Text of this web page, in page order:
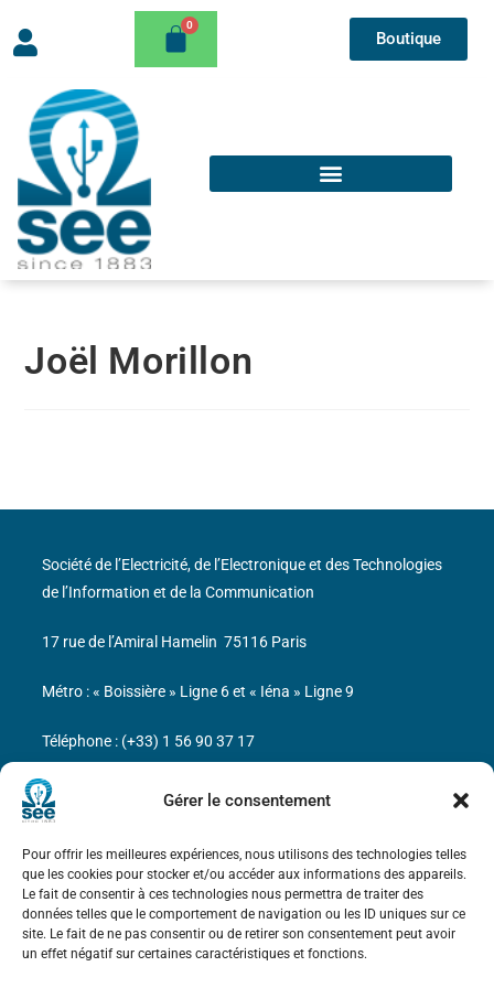
Gérer le consentement
Pour offrir les meilleures expériences, nous utilisons des technologies telles
que les cookies pour stocker et/ou accéder aux informations des appareils.
Le fait de consentir à ces technologies nous permettra de traiter des
données telles que le comportement de navigation ou les ID uniques sur ce
site. Le fait de ne pas consentir ou de retirer son consentement peut avoir
un effet négatif sur certaines caractéristiques et fonctions.
Boutique
Joël Morillon
Bicentenaire des découvertes d’André-
Marie Ampère
Mentions légales
Société de l’Electricité, de l’Electronique et des Technologies
de l’Information et de la Communication
17 rue de l’Amiral Hamelin 75116 Paris
Métro : « Boissière » Ligne 6 et « Iéna » Ligne 9
Téléphone : (+33) 1 56 90 37 17
N° de SIREN : 785 393 232, Code APE : 9412Z TVA intra-
communautaire : FR44 785 393 232